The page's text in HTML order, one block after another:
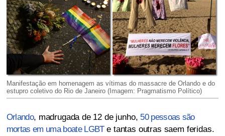
Manifestação em homenagem as vítimas do massacre de Orlando e do
estupro coletivo do Rio de Janeiro (Imagem: Pragmatismo Político)
Orlando, madrugada de 12 de junho, 50 pessoas são
mortas em uma boate LGBTe tantas outras saem feridas.